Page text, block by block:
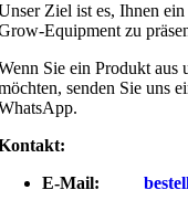
Ziel ist es, Ihnen
Equipment zu
Sie ein Produkt aus
senden Sie uns
E-Mail: